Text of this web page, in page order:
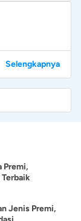
Selengkapnya
Premi,
Jenis Premi,